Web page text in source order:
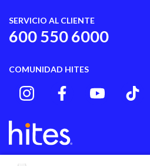
SERVICIO AL CLIENTE
600 550 6000
COMUNIDAD HITES